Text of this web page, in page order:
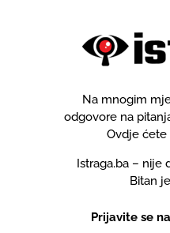
Na mnogim
odgovore na
Ovdje ćete
Istraga.ba – nije
Bitan
Prijavite se